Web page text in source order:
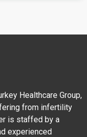
Healthcare Group,
from infertility
is staffed by a
experienced